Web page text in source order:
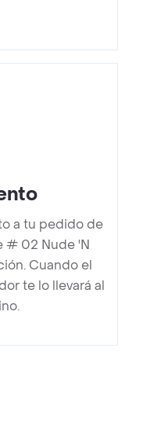
a tu pedido de
# 02 Nude 'N
Cuando el
te lo llevará al